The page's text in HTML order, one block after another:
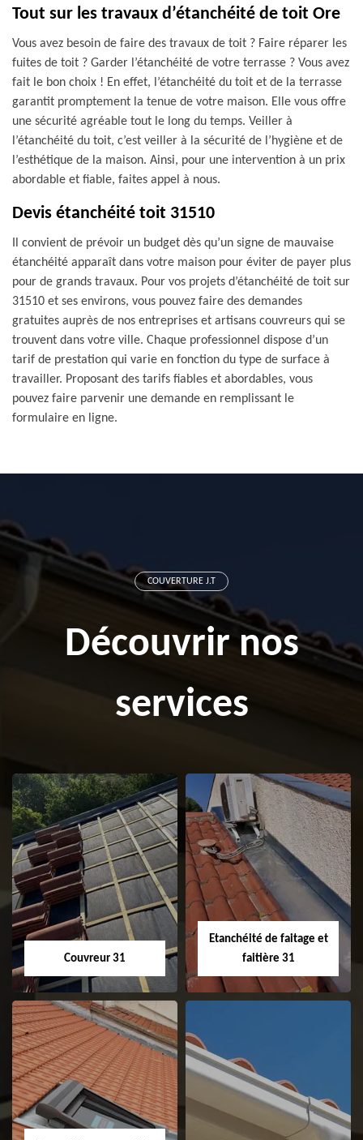
Tout sur les travaux d’étanchéité de toit Ore
Vous avez besoin de faire des travaux de toit ? Faire réparer les
fuites de toit ? Garder l’étanchéité de votre terrasse ? Vous avez
fait le bon choix ! En effet, l’étanchéité du toit et de la terrasse
garantit promptement la tenue de votre maison. Elle vous offre
une sécurité agréable tout le long du temps. Veiller à
l’étanchéité du toit, c’est veiller à la sécurité de l’hygiène et de
l’esthétique de la maison. Ainsi, pour une intervention à un prix
abordable et fiable, faites appel à nous.
Devis étanchéité toit 31510
Il convient de prévoir un budget dès qu’un signe de mauvaise
étanchéité apparaît dans votre maison pour éviter de payer plus
pour de grands travaux. Pour vos projets d’étanchéité de toit sur
31510 et ses environs, vous pouvez faire des demandes
gratuites auprès de nos entreprises et artisans couvreurs qui se
trouvent dans votre ville. Chaque professionnel dispose d’un
tarif de prestation qui varie en fonction du type de surface à
travailler. Proposant des tarifs fiables et abordables, vous
pouvez faire parvenir une demande en remplissant le
formulaire en ligne.
COUVERTURE J.T
Découvrir nos
services
Couvreur 31
Couvreur 31
Etanchéité de faitage et
faitière 31
Etanchéité de
faitage et faitière
31